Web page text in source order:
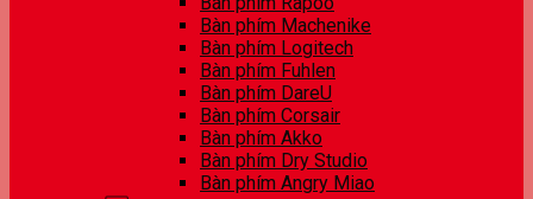
Bàn phím Machenike
Bàn phím Logitech
Bàn phím Fuhlen
Bàn phím DareU
Bàn phím Corsair
Bàn phím Akko
Bàn phím Dry Studio
Bàn phím Angry Miao